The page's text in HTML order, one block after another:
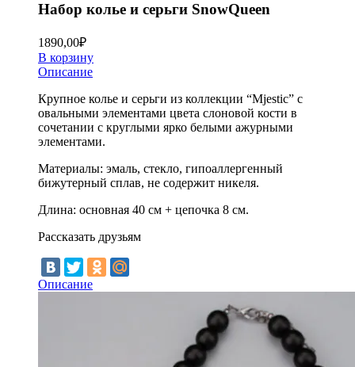
Набор колье и серьги SnowQueen
1890,00₽
В корзину
Описание
Крупное колье и серьги из коллекции “Mjestic” с
овальными элементами цвета слоновой кости в
сочетании с круглыми ярко белыми ажурными
элементами.
Материалы: эмаль, стекло, гипоаллергенный
бижутерный сплав, не содержит никеля.
Длина: основная 40 см + цепочка 8 см.
Рассказать друзьям
Описание